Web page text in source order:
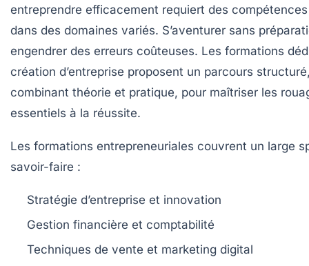
entreprendre efficacement requiert des
dans des domaines variés. S’aventurer sans
engendrer des erreurs coûteuses. Les formations
création d’entreprise proposent un parcours
combinant théorie et pratique, pour maîtriser les
essentiels à la réussite.
Les formations entrepreneuriales couvrent un large
savoir-faire :
Stratégie d’entreprise et innovation
Gestion financière et comptabilité
Techniques de vente et marketing digital